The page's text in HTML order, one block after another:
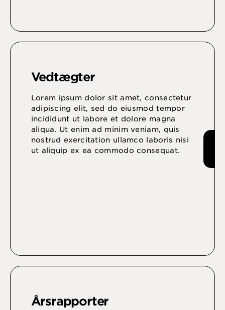
Vedtægter
Lorem ipsum dolor sit amet, consectetur
adipiscing elit, sed do eiusmod tempor
incididunt ut labore et dolore magna
aliqua. Ut enim ad minim veniam, quis
nostrud exercitation ullamco laboris nisi
ut aliquip ex ea commodo consequat.
Årsrapporter